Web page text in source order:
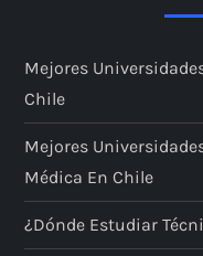
Mejores
Chile
Mejores
Médica En Chile
¿Dónde Estudiar